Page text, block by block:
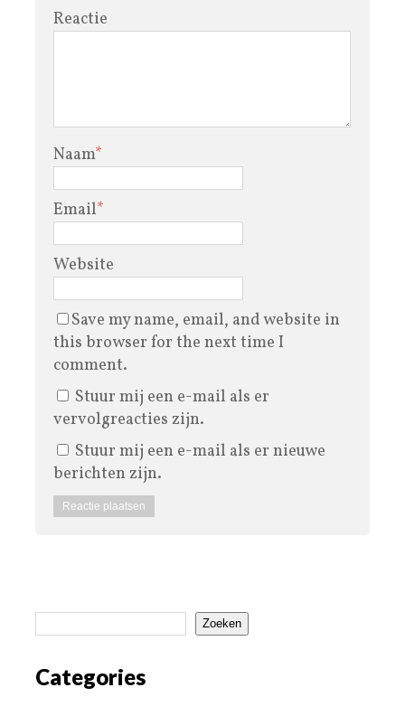
Reactie
Naam*
Email*
Website
Save my name, email, and website in
this browser for the next time I
comment.
Stuur mij een e-mail als er
vervolgreacties zijn.
Stuur mij een e-mail als er nieuwe
berichten zijn.
Zoeken
Categories